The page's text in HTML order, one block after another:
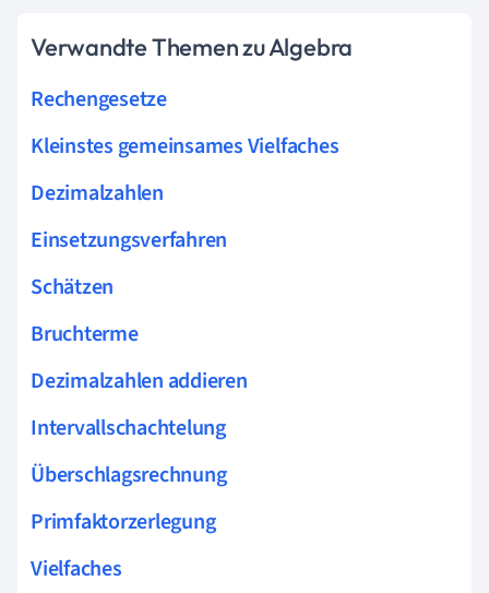
Verwandte Themen zu Algebra
Rechengesetze
Kleinstes gemeinsames Vielfaches
Dezimalzahlen
Einsetzungsverfahren
Schätzen
Bruchterme
Dezimalzahlen addieren
Intervallschachtelung
Überschlagsrechnung
Primfaktorzerlegung
Vielfaches